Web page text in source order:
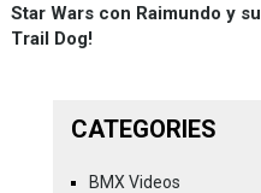
Star Wars con Raimundo y su
Trail Dog!
CATEGORIES
BMX Videos